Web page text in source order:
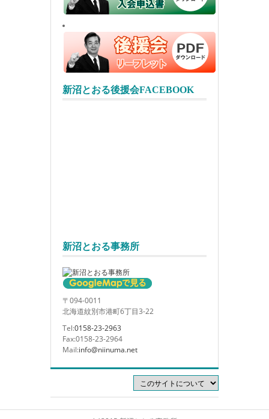
新沼とおる後援会FACEBOOK
新沼とおる事務所
〒094-0011
北海道紋別市港町6丁目3-22
Tel:0158-23-2963
Fax:0158-23-2964
Mail:info@niinuma.net